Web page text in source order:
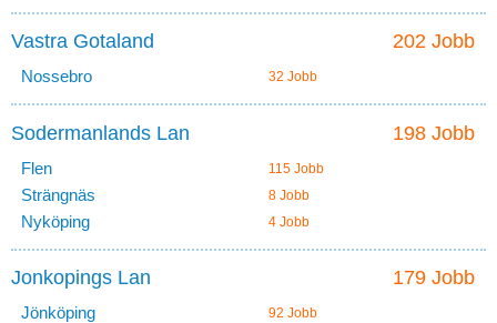
202 Jobb
Vastra Gotaland
Nossebro 32 Jobb
198 Jobb
Sodermanlands Lan
Flen 115 Jobb
Strängnäs 8 Jobb
Nyköping 4 Jobb
179 Jobb
Jonkopings Lan
Jönköping 92 Jobb